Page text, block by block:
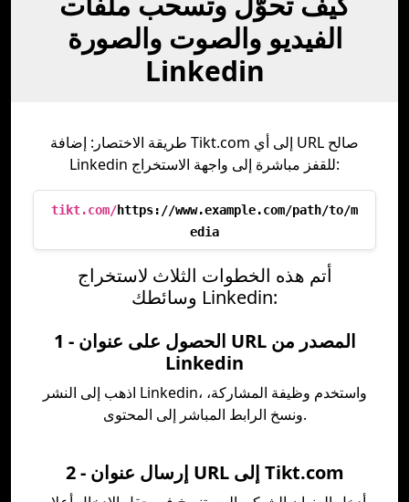
الفيديو والصوت والصورة
Linkedin
طريقة الاختصار: إضافة Tikt.com إلى أي URL صالح
Linkedin للقفز مباشرة إلى واجهة الاستخراج:
tikt.com/https://www.example.com/path/to/m
edia
أتم هذه الخطوات الثلاث لاستخراج
وسائطك Linkedin:
1 - الحصول على عنوان URL المصدر من
Linkedin
اذهب إلى النشر Linkedin، واستخدم وظيفة المشاركة،
ونسخ الرابط المباشر إلى المحتوى.
2 - إرسال عنوان URL إلى Tikt.com